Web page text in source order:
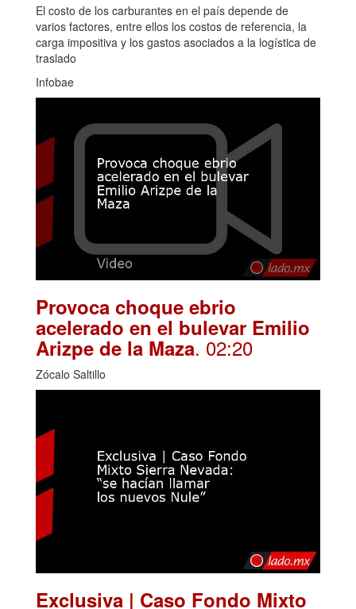
El costo de los carburantes en el país depende de
varios factores, entre ellos los costos de referencia, la
carga impositiva y los gastos asociados a la logística de
traslado
Infobae
Provoca choque ebrio
acelerado en el bulevar Emilio
Arizpe de la Maza. 02:20
Zócalo Saltillo
Exclusiva | Caso Fondo Mixto